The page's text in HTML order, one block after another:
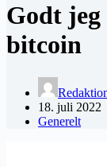
Godt jeg
bitcoin
18. juli 2022
Generelt